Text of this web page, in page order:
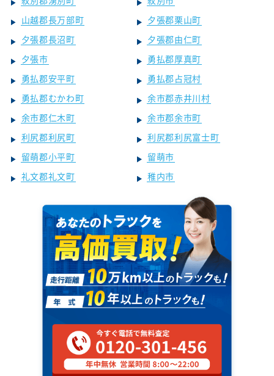
山越郡長万部町
夕張郡栗山町
夕張郡長沼町
夕張郡由仁町
夕張市
勇払郡厚真町
勇払郡安平町
勇払郡占冠村
勇払郡むかわ町
余市郡赤井川村
余市郡仁木町
余市郡余市町
利尻郡利尻町
利尻郡利尻富士町
留萌郡小平町
留萌市
礼文郡礼文町
稚内市